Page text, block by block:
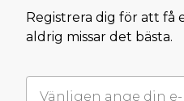
Registrera dig för att få
aldrig missar det bästa.